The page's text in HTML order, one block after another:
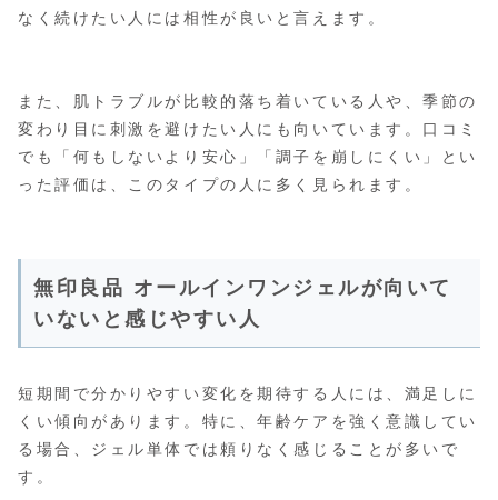
なく続けたい人には相性が良いと言えます。
また、肌トラブルが比較的落ち着いている人や、季節の
変わり目に刺激を避けたい人にも向いています。口コミ
でも「何もしないより安心」「調子を崩しにくい」とい
った評価は、このタイプの人に多く見られます。
無印良品 オールインワンジェルが向いて
いないと感じやすい人
短期間で分かりやすい変化を期待する人には、満足しに
くい傾向があります。特に、年齢ケアを強く意識してい
る場合、ジェル単体では頼りなく感じることが多いで
す。